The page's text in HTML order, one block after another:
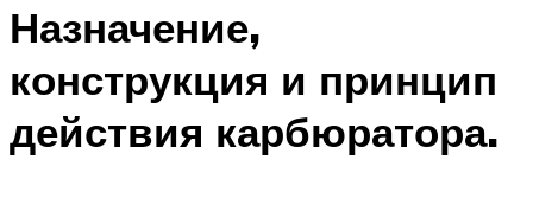
Назначение,
конструкция и принцип
действия карбюратора.